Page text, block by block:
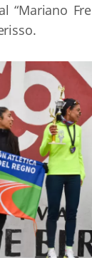
“Mariano